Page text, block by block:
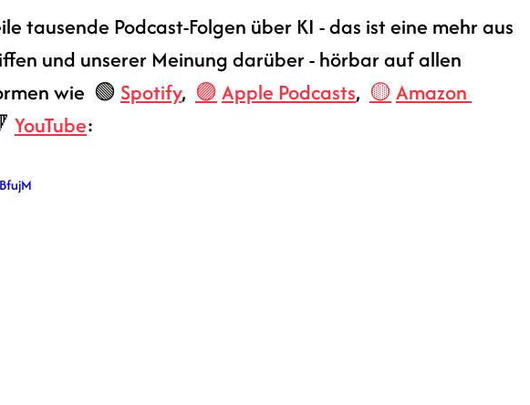
tausende Podcast-Folgen über KI - das ist eine mehr aus
und unserer Meinung darüber - hörbar auf allen
wie  🟢 Spotify, 🟣Apple Podcasts, 🟡Amazon
YouTube: